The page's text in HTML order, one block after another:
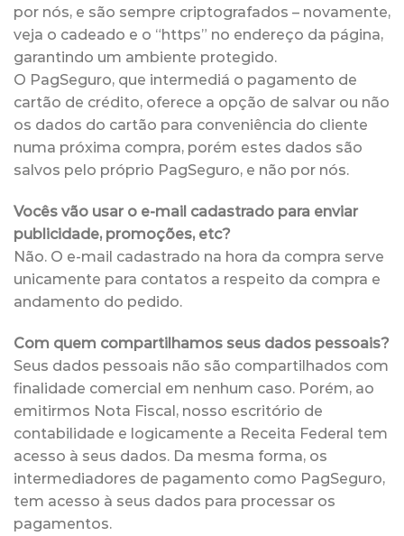
por nós, e são sempre criptografados – novamente,
veja o cadeado e o “https” no endereço da página,
garantindo um ambiente protegido.
O PagSeguro, que intermediá o pagamento de
cartão de crédito, oferece a opção de salvar ou não
os dados do cartão para conveniência do cliente
numa próxima compra, porém estes dados são
salvos pelo próprio PagSeguro, e não por nós.
Vocês vão usar o e-mail cadastrado para enviar
publicidade, promoções, etc?
Não. O e-mail cadastrado na hora da compra serve
unicamente para contatos a respeito da compra e
andamento do pedido.
Com quem compartilhamos seus dados pessoais?
Seus dados pessoais não são compartilhados com
finalidade comercial em nenhum caso. Porém, ao
emitirmos Nota Fiscal, nosso escritório de
contabilidade e logicamente a Receita Federal tem
acesso à seus dados. Da mesma forma, os
intermediadores de pagamento como PagSeguro,
tem acesso à seus dados para processar os
pagamentos.